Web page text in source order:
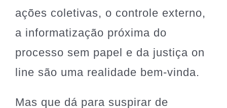
ações coletivas, o controle externo,
a informatização próxima do
processo sem papel e da justiça on
line são uma realidade bem-vinda.
Mas que dá para suspirar de